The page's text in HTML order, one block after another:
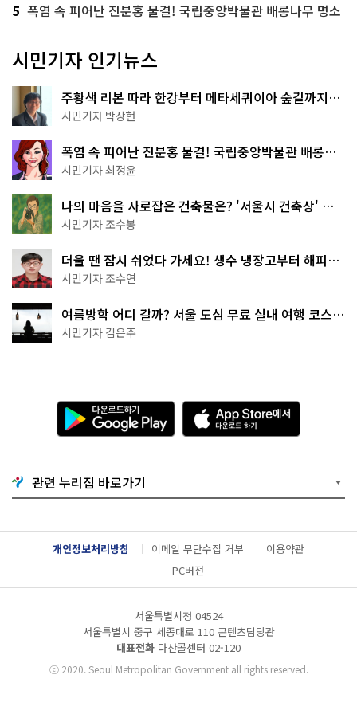
5 폭염 속 피어난 진분홍 물결! 국립중앙박물관 배롱나무 명소
시민기자 인기뉴스
주황색 리본 따라 한강부터 메타세쿼이아 숲길까지…
서울둘레길 15코스
시민기자 박상현
폭염 속 피어난 진분홍 물결! 국립중앙박물관 배롱나
무 명소
시민기자 최정윤
나의 마음을 사로잡은 건축물은? '서울시 건축상' 수
상작 공개!
시민기자 조수봉
더울 땐 잠시 쉬었다 가세요! 생수 냉장고부터 해피소
·무더위쉼터까지
시민기자 조수연
여름방학 어디 갈까? 서울 도심 무료 실내 여행 코스
추천
시민기자 김은주
다
운
로
기
G
o
g
l
e
l
A
p
p
e
서
다
운
드
관련 누리집 바로가기
개인정보처리방침 이메일 무단수집 거부
이용약관
PC버전
서울특별시청 04524
서울특별시 중구 세종대로 110 콘텐츠담당관
대표전화 다산콜센터 02-120
ⓒ2020. Seoul Metropolitan Government all rights reserved.